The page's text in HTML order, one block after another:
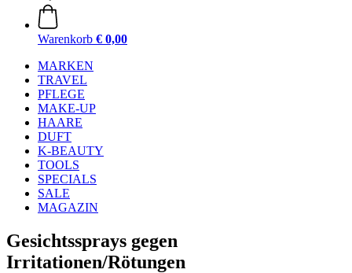
Warenkorb € 0,00
MARKEN
TRAVEL
PFLEGE
MAKE-UP
HAARE
DUFT
K-BEAUTY
TOOLS
SPECIALS
SALE
MAGAZIN
Gesichtssprays gegen
Irritationen/Rötungen